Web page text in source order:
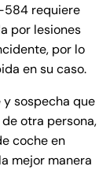
584 requiere
por lesiones
por lo
en su caso.
sospecha que
otra persona,
coche en
mejor manera